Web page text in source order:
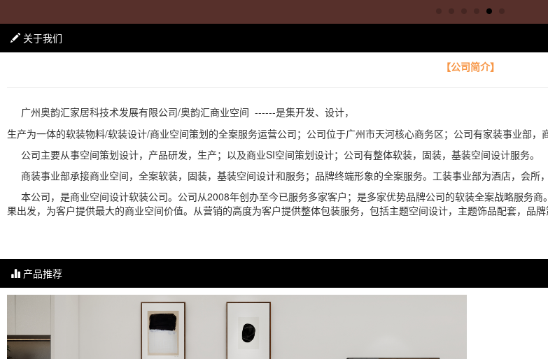
关于我们
【公司简介】
广州奥韵汇家居科技术发展有限公司/奥韵汇商业空间 ------是集开发、设计，
生产为一体的软装物料/软装设计/商业空间策划的全案服务运营公司；公司位于广州市天河核心商务区；公司有家装事业部，
公司主要从事空间策划设计，产品研发，生产；以及商业SI空间策划设计；公司有整体软装，固装，基装空间设计服务。
商装事业部承接商业空间，全案软装，固装，基装空间设计和服务；品牌终端形象的全案服务。工装事业部为酒店，会所
本公司，是商业空间设计软装公司。公司从2008年创办至今已服务多家客户；是多家优势品牌公司的软装全案战略服务
果出发，为客户提供最大的商业空间价值。从营销的高度为客户提供整体包装服务，包括主题空间设计，主题饰品配套，品牌
产品推荐